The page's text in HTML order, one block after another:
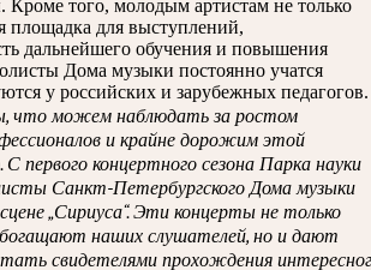
Кроме того, молодым артистам не только
площадка для выступлений,
дальнейшего обучения и повышения
Дома музыки постоянно учатся
у российских и зарубежных педагогов.
что можем наблюдать за ростом
и крайне дорожим этой
первого концертного сезона Парка науки
Санкт-Петербургского Дома музыки
„Сириуса“. Эти концерты не только
наших слушателей, но и дают
свидетелями прохождения